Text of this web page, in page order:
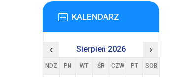
KALENDARZ
‹ Sierpień 2026 ›
NDZ PN WT ŚR CZW PT SOB